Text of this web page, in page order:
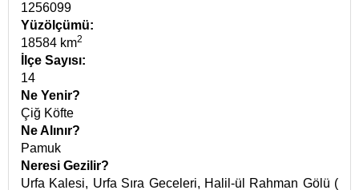
1256099
Yüzölçümü:
18584 km2
İlçe Sayısı:
14
Ne Yenir?
Çiğ Köfte
Ne Alınır?
Pamuk
Neresi Gezilir?
Urfa Kalesi, Urfa Sıra Geceleri, Halil-ül Rahman Gölü (